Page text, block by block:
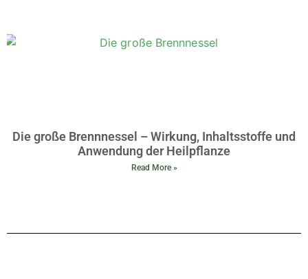
Die große Brennnessel – Wirkung, Inhaltsstoffe und
Anwendung der Heilpflanze
Read More »